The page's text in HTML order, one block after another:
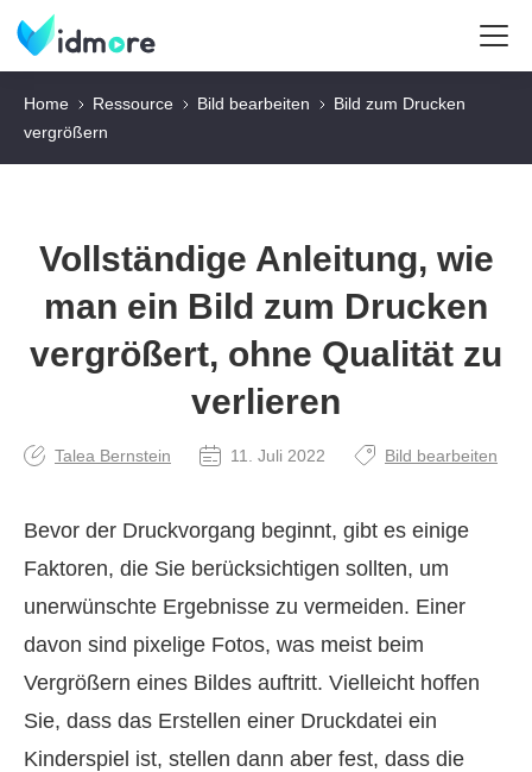
Home Ressource Bild bearbeiten
Bild zum Drucken
vergrößern
Vollständige Anleitung, wie
man ein Bild zum Drucken
vergrößert, ohne Qualität zu
verlieren
Talea Bernstein 11. Juli 2022 Bild bearbeiten
Bevor der Druckvorgang beginnt, gibt es einige
Faktoren, die Sie berücksichtigen sollten, um
unerwünschte Ergebnisse zu vermeiden. Einer
davon sind pixelige Fotos, was meist beim
Vergrößern eines Bildes auftritt. Vielleicht hoffen
Sie, dass das Erstellen einer Druckdatei ein
Kinderspiel ist, stellen dann aber fest, dass die